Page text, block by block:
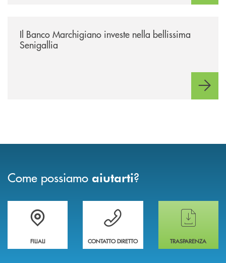
Il Banco Marchigiano investe nella bellissima
Senigallia
Come possiamo aiutarti?
Trova la filiale più vicina a te
FILIALI
Hai bisogno di assistenza immediata ?
CONTATTO DIRETTO
Hai bisogno di
TRASPARENZA